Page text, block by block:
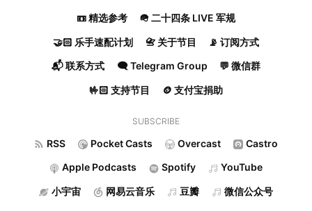
📼 精选参考 🪖 二十四条 LIVE 军规
🤝🏻 乐手速配计划 📇 关于节目 📡 订阅方式
📬 联系方式 🗨️ Telegram Group 💬 微信群
🤟🏻 支持节目 🪙 支付宝捐助
SUBSCRIBE
RSS Pocket Casts Overcast Castro
Apple Podcasts Spotify YouTube
小宇宙 网易云音乐 豆瓣 微信公众号